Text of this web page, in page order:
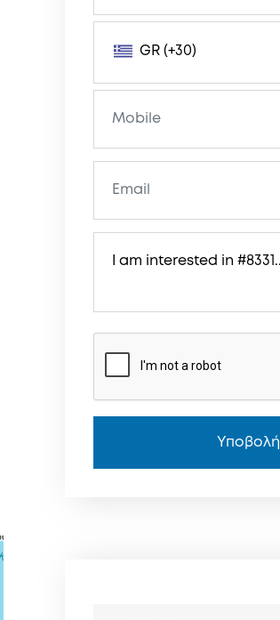
GR (+30)
Υποβολή